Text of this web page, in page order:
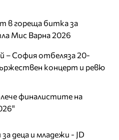
в гореща битка за
Мис Варна 2026
София отбеляза 20-
концерт и ревю
финалистите на
деца и младежи - JD